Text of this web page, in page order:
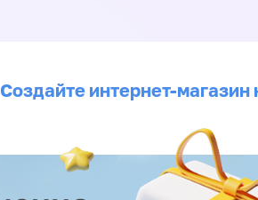
Создайте интернет-магазин